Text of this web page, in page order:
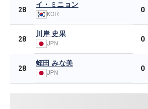
28
イ・ミニョン
KOR 0
28
川岸 史果
JPN 0
28
蛭田 みな美
JPN 0